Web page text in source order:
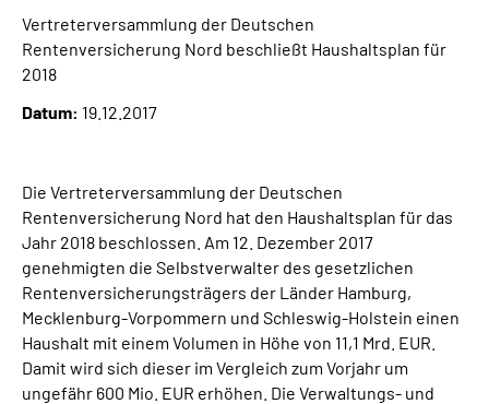
Karriere
Inhalte in Gebärdensprache (DGS)
Leichte Sprache
Suche
Vertreterversammlung der Deutschen
Rentenversicherung Nord beschließt Haushaltsplan für
2018
Datum: 19.12.2017
Die Vertreterversammlung der Deutschen
Rentenversicherung Nord hat den Haushaltsplan für das
Jahr 2018 beschlossen. Am 12. Dezember 2017
genehmigten die Selbstverwalter des gesetzlichen
Rentenversicherungsträgers der Länder Hamburg,
Mecklenburg-Vorpommern und Schleswig-Holstein einen
Haushalt mit einem Volumen in Höhe von 11,1 Mrd. EUR.
Damit wird sich dieser im Vergleich zum Vorjahr um
ungefähr 600 Mio. EUR erhöhen. Die Verwaltungs- und